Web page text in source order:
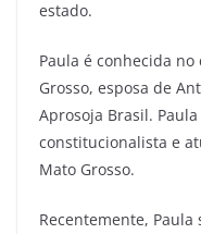
estado.
Paula é conhecida
Grosso, esposa de
Aprosoja Brasil.
constitucionalista e
Mato Grosso.
Recentemente, Paula